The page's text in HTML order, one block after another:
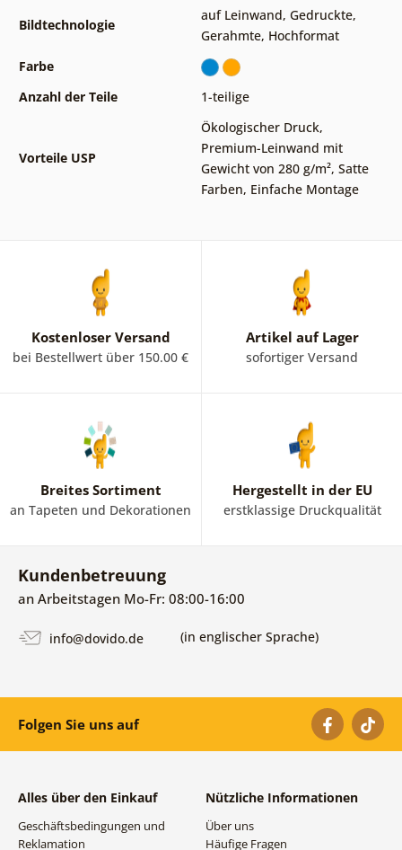
Bildtechnologie
auf Leinwand, Gedruckte,
Gerahmte, Hochformat
Farbe
Anzahl der Teile
1-teilige
Vorteile USP
Ökologischer Druck,
Premium-Leinwand mit
Gewicht von 280 g/m², Satte
Farben, Einfache Montage
Kostenloser Versand
bei Bestellwert über 150.00 €
Artikel auf Lager
sofortiger Versand
Breites Sortiment
an Tapeten und Dekorationen
Hergestellt in der EU
erstklassige Druckqualität
Kundenbetreuung
an Arbeitstagen Mo-Fr: 08:00-16:00
info@dovido.de (in englischer Sprache)
Folgen Sie uns auf
Alles über den Einkauf
Geschäftsbedingungen und
Reklamation
Nützliche Informationen
Über uns
Häufige Fragen